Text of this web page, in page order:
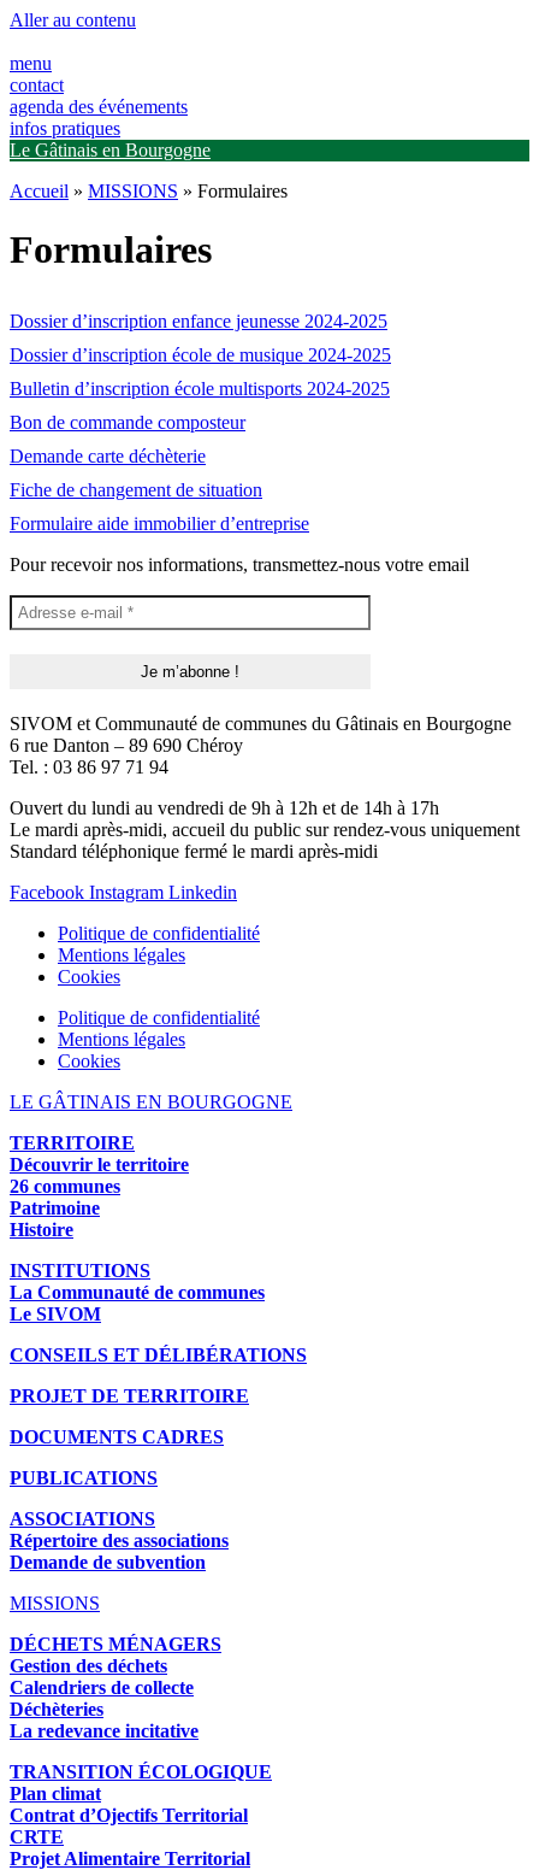
Panneau de gestion des cookies
Aller au contenu
menu
contact
agenda des événements
infos pratiques
Le Gâtinais en Bourgogne
Accueil » MISSIONS » Formulaires
Formulaires
Dossier d’inscription enfance jeunesse 2024-2025
Dossier d’inscription école de musique 2024-2025
Bulletin d’inscription école multisports 2024-2025
Bon de commande composteur
Demande carte déchèterie
Fiche de changement de situation
Formulaire aide immobilier d’entreprise
Pour recevoir nos informations, transmettez-nous votre email
SIVOM et Communauté de communes du Gâtinais en Bourgogne
6 rue Danton – 89 690 Chéroy
Tel. : 03 86 97 71 94
Ouvert du lundi au vendredi de 9h à 12h et de 14h à 17h
Le mardi après-midi, accueil du public sur rendez-vous uniquement
Standard téléphonique fermé le mardi après-midi
Facebook Instagram Linkedin
Politique de confidentialité
Mentions légales
Cookies
Politique de confidentialité
Mentions légales
Cookies
LE GÂTINAIS EN BOURGOGNE
TERRITOIRE
Découvrir le territoire
26 communes
Patrimoine
Histoire
INSTITUTIONS
La Communauté de communes
Le SIVOM
CONSEILS ET DÉLIBÉRATIONS
PROJET DE TERRITOIRE
DOCUMENTS CADRES
PUBLICATIONS
ASSOCIATIONS
Répertoire des associations
Demande de subvention
MISSIONS
DÉCHETS MÉNAGERS
Gestion des déchets
Calendriers de collecte
Déchèteries
La redevance incitative
TRANSITION ÉCOLOGIQUE
Plan climat
Contrat d’Ojectifs Territorial
CRTE
Projet Alimentaire Territorial